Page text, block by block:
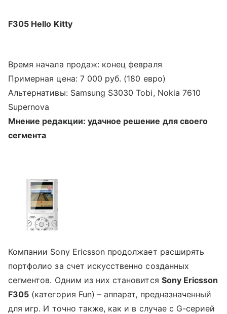
F305 Hello Kitty
Время начала продаж: конец февраля
Примерная цена: 7 000 руб. (180 евро)
Альтернативы: Samsung S3030 Tobi, Nokia 7610
Supernova
Мнение редакции: удачное решение для своего
сегмента
Компании Sony Ericsson продолжает расширять
портфолио за счет искусственно созданных
сегментов. Одним из них становится Sony Ericsson
F305 (категория Fun) – аппарат, предназначенный
для игр. И точно также, как и в случае с G-серией